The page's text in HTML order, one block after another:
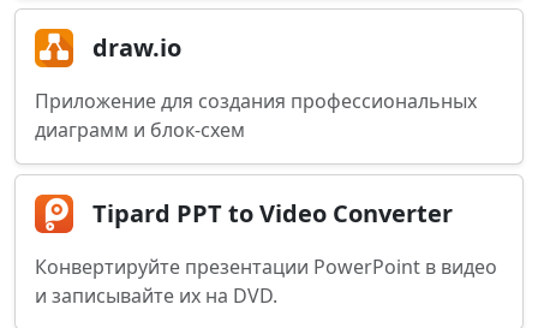
draw.io
Приложение для создания профессиональных
диаграмм и блок-схем
Tipard PPT to Video Converter
Конвертируйте презентации PowerPoint в видео
и записывайте их на DVD.